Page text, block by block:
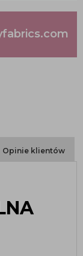
Opinie klientów